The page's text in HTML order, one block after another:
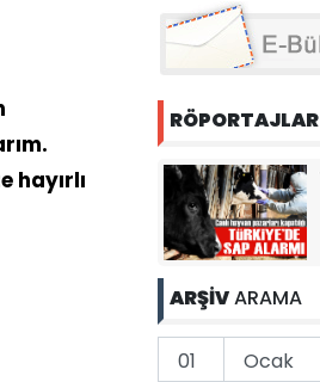
hayırlı
RÖPORTAJLAR
ARŞİVARAMA